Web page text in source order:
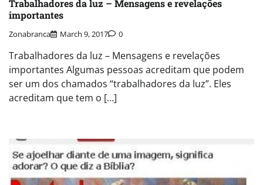
Trabalhadores da luz – Mensagens e revelações
importantes
Zonabranca March 9, 2017 0
Trabalhadores da luz – Mensagens e revelações
importantes Algumas pessoas acreditam que podem
ser um dos chamados “trabalhadores da luz”. Eles
acreditam que tem o […]